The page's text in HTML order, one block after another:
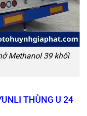
Methanol 39 khối
THÙNG U 24